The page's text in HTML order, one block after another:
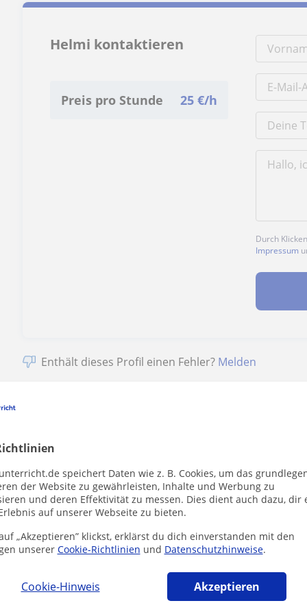
speichert Daten wie z. B. Cookies, um das
der Website zu gewährleisten, Inhalte und Werbung zu
und deren Effektivität zu messen. Dies dient auch dazu, dir
auf unserer Webseite zu bieten.
„Akzeptieren” klickst, erklärst du dich einverstanden mit den
unserer Cookie-Richtlinien und Datenschutzhinweise.
Cookie-Hinweis Akzeptieren
Helmi kontaktieren
Preis pro Stunde 25 €/h
Durch
Impressum
Enthält dieses Profil einen Fehler? Melden